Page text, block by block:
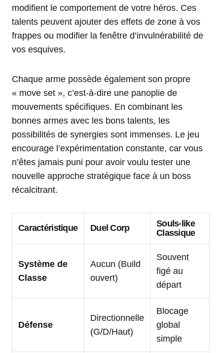
modifient le comportement de votre héros. Ces
talents peuvent ajouter des effets de zone à vos
frappes ou modifier la fenêtre d’invulnérabilité de
vos esquives.
Chaque arme possède également son propre
« move set », c’est-à-dire une panoplie de
mouvements spécifiques. En combinant les
bonnes armes avec les bons talents, les
possibilités de synergies sont immenses. Le jeu
encourage l’expérimentation constante, car vous
n’êtes jamais puni pour avoir voulu tester une
nouvelle approche stratégique face à un boss
récalcitrant.
Caractéristique Duel Corp
Souls-like
Classique
Système de
Classe
Aucun (Build
ouvert)
Souvent
figé au
départ
Défense
Directionnelle
(G/D/Haut)
Blocage
global
simple